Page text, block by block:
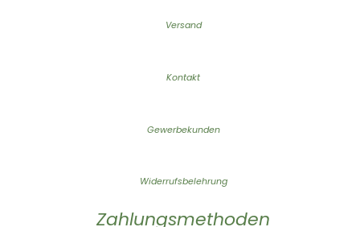
Versand
Kontakt
Gewerbekunden
Widerrufsbelehrung
Zahlungsmethoden